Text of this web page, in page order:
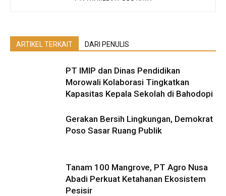
ARTIKEL TERKAIT DARI PENULIS
PT IMIP dan Dinas Pendidikan
Morowali Kolaborasi Tingkatkan
Kapasitas Kepala Sekolah di Bahodopi
Gerakan Bersih Lingkungan, Demokrat
Poso Sasar Ruang Publik
Tanam 100 Mangrove, PT Agro Nusa
Abadi Perkuat Ketahanan Ekosistem
Pesisir